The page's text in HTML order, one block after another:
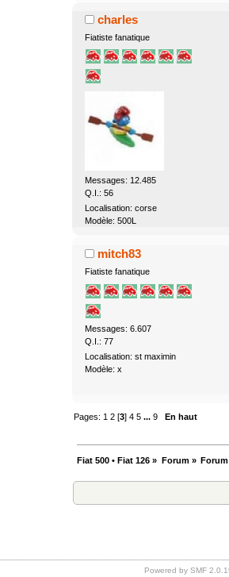
charles
Fiatiste fanatique
Messages: 12.485
Q.I.: 56
Localisation: corse
Modèle: 500L
mitch83
Fiatiste fanatique
Messages: 6.607
Q.I.: 77
Localisation: st maximin
Modèle: x
Pages:1 2 [3]4 5 ...9 En haut
Fiat 500 • Fiat 126 » Forum»
Powered by SMF